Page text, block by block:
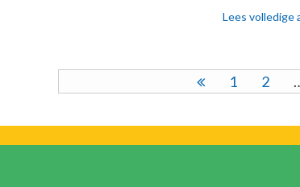
Lees volledige
1 2